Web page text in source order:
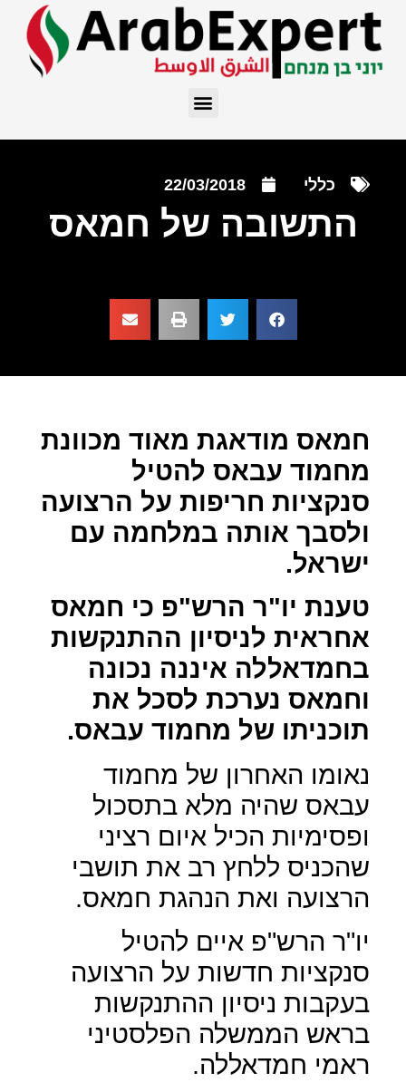
כללי 22/03/2018
התשובה של חמאס
חמאס מודאגת מאוד מכוונת
מחמוד עבאס להטיל
סנקציות חריפות על הרצועה
ולסבך אותה במלחמה עם
ישראל.
טענת יו"ר הרש"פ כי חמאס
אחראית לניסיון ההתנקשות
בחמדאללה איננה נכונה
וחמאס נערכת לסכל את
תוכניתו של מחמוד עבאס.
נאומו האחרון של מחמוד
עבאס שהיה מלא בתסכול
ופסימיות הכיל איום רציני
שהכניס ללחץ רב את תושבי
הרצועה ואת הנהגת חמאס.
יו"ר הרש"פ איים להטיל
סנקציות חדשות על הרצועה
בעקבות ניסיון ההתנקשות
בראש הממשלה הפלסטיני
ראמי חמדאללה.